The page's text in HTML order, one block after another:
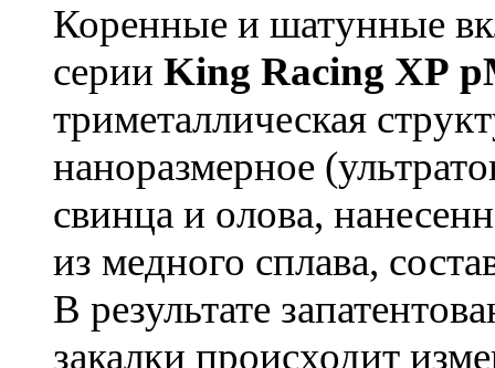
Коренные и шатунные
серии King Racing XP
триметаллическая
наноразмерное
свинца и олова,
из медного сплава,
В результате
закалки происходит